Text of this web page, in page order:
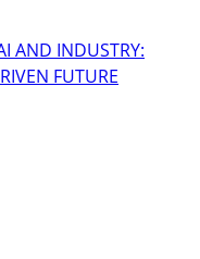
AND INDUSTRY:
FUTURE